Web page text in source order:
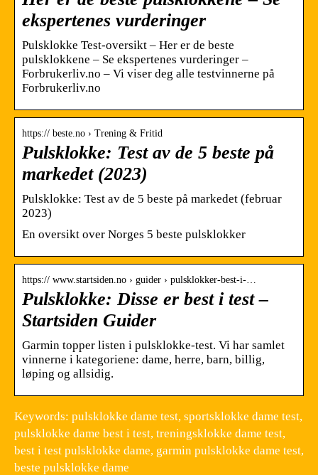
ekspertenes vurderinger
Pulsklokke Test-oversikt – Her er de beste
pulsklokkene – Se ekspertenes vurderinger –
Forbrukerliv.no – Vi viser deg alle testvinnerne på
Forbrukerliv.no
https:// beste.no › Trening & Fritid
Pulsklokke: Test av de 5 beste på
markedet (2023)
Pulsklokke: Test av de 5 beste på markedet (februar
2023)
En oversikt over Norges 5 beste pulsklokker
https:// www.startsiden.no › guider › pulsklokker-best-i-…
Pulsklokke: Disse er best i test –
Startsiden Guider
Garmin topper listen i pulsklokke-test. Vi har samlet
vinnerne i kategoriene: dame, herre, barn, billig,
løping og allsidig.
Keywords: pulsklokke dame test, sportsklokke dame test,
pulsklokke dame best i test, treningsklokke dame test,
best i test pulsklokke dame, garmin pulsklokke dame test,
beste pulsklokke dame